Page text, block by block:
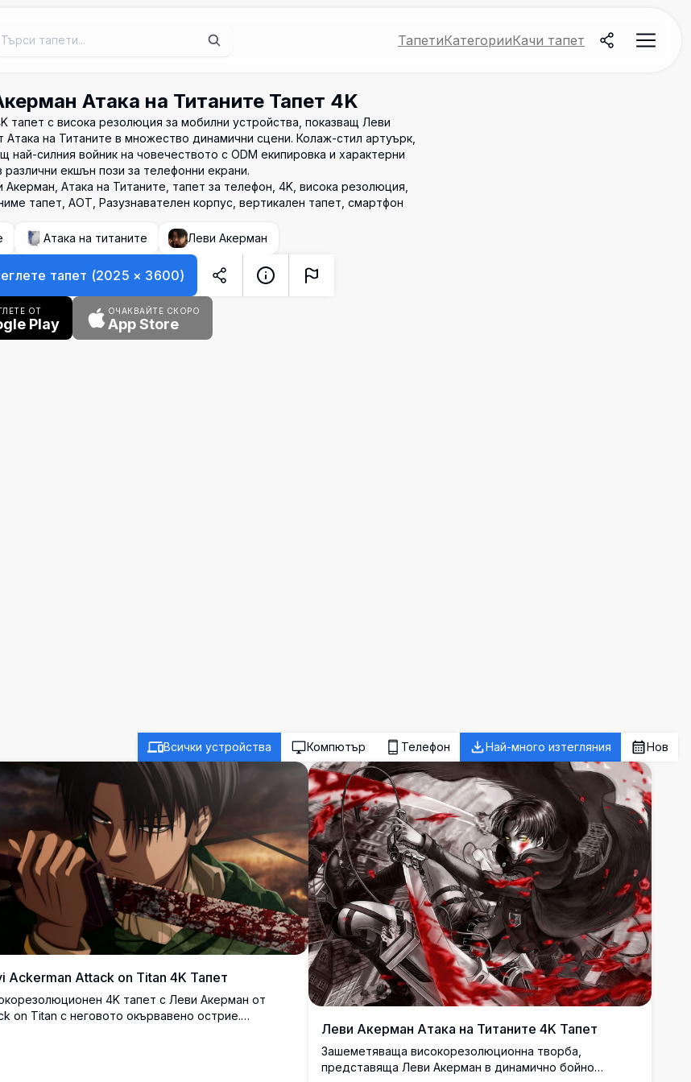
ТапетиКатегорииКачи тапет
Атака на Титаните Тапет 4K
тапет с висока резолюция за мобилни устройства, показващ Леви
Атака на Титаните в множество динамични сцени. Колаж-стил артуърк,
най-силния войник на човечеството с ODM екипировка и характерни
различни екшън пози за телефонни екрани.
Акерман, Атака на Титаните, тапет за телефон, 4K, висока резолюция,
тапет, AOT, Разузнавателен корпус, вертикален тапет, смартфон
Атака на титаните Леви Акерман
тапет (2025 × 3600)
ОТ
Play
ОЧАКВАЙТЕ СКОРО
App Store
Всички устройства Компютър Телефон Най-много изтегляния Нов
Ackerman Attack on Titan 4K Тапет
4K тапет с Леви Акерман от
on Titan с неговото окървавено острие.
Леви Акерман Атака на Титаните 4K Тапет
Зашеметяваща високорезолюционна творба,
представяща Леви Акерман в динамично бойно